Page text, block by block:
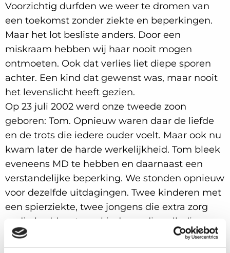
Voorzichtig durfden we weer te dromen van
een toekomst zonder ziekte en beperkingen.
Maar het lot besliste anders. Door een
miskraam hebben wij haar nooit mogen
ontmoeten. Ook dat verlies liet diepe sporen
achter. Een kind dat gewenst was, maar nooit
het levenslicht heeft gezien.
Op 23 juli 2002 werd onze tweede zoon
geboren: Tom. Opnieuw waren daar de liefde
en de trots die iedere ouder voelt. Maar ook nu
kwam later de harde werkelijkheid. Tom bleek
eveneens MD te hebben en daarnaast een
verstandelijke beperking. We stonden opnieuw
voor dezelfde uitdagingen. Twee kinderen met
een spierziekte, twee jongens die extra zorg
nodig hadden, twee kinderen die volledig
afhankelijk waren van de liefde en inzet van
hun ouders.